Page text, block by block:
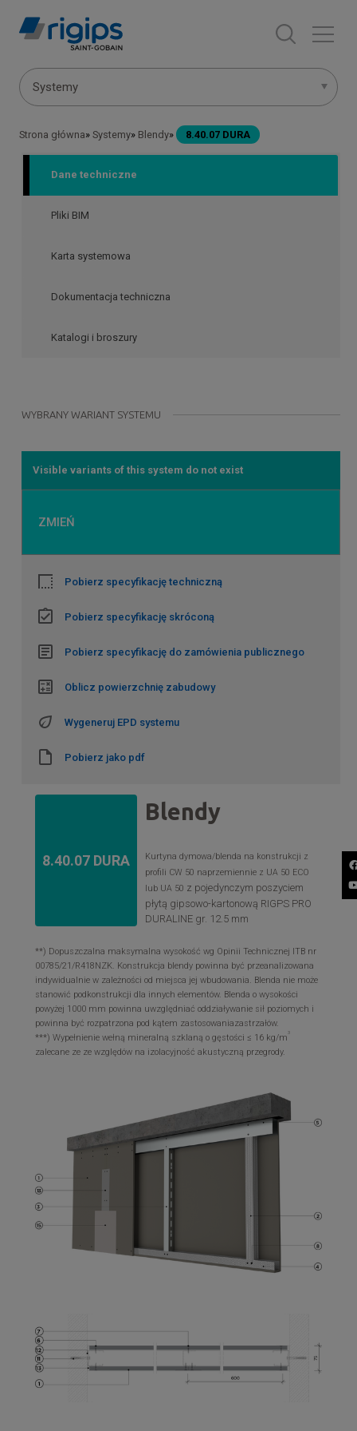
Menu
Systemy
Ścieżka
nawigacyjna
Strona główna Systemy Blendy 8.40.07 DURA
Dane techniczne
Pliki BIM
Karta systemowa
Dokumentacja techniczna
Katalogi i broszury
WYBRANY WARIANT SYSTEMU
Visible variants of this system do not exist
ZMIEŃ
Pobierz specyfikację techniczną
Pobierz specyfikację skróconą
Pobierz specyfikację do zamówienia publicznego
Oblicz powierzchnię zabudowy
Wygeneruj EPD systemu
Pobierz jako pdf
8.40.07 DURA
Blendy
Kurtyna dymowa/blenda na konstrukcji z
profili CW 50 naprzemiennie z UA 50 ECO
lub UA 50 z pojedynczym poszyciem
płytą gipsowo-kartonową RIGPS PRO
DURALINE gr. 12.5 mm
**) Dopuszczalna maksymalna wysokość wg Opinii Technicznej ITB nr
00785/21/R418NZK. Konstrukcja blendy powinna być przeanalizowana
indywidualnie w zależności od miejsca jej wbudowania. Blenda nie może
stanowić podkonstrukcji dla innych elementów. Blenda o wysokości
powyżej 1000 mm powinna uwzględniać oddziaływanie sił poziomych i
powinna być rozpatrzona pod kątem zastosowaniazastrzałów.
***) Wypełnienie wełną mineralną szklaną o gęstości ≤ 16 kg/m3
zalecane ze ze względów na izolacyjność akustyczną przegrody.